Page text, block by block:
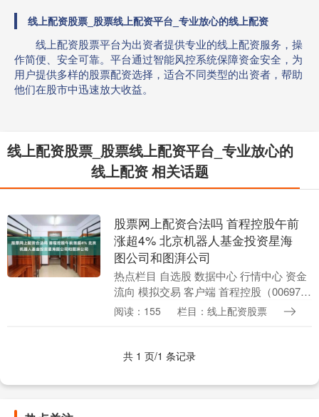
线上配资股票_股票线上配资平台_专业放心的线上配资
线上配资股票平台为出资者提供专业的线上配资服务，操
作简便、安全可靠。平台通过智能风控系统保障资金安全，为
用户提供多样的股票配资选择，适合不同类型的出资者，帮助
他们在股市中迅速放大收益。
线上配资股票_股票线上配资平台_专业放心的
线上配资 相关话题
股票网上配资合法吗 首程控股午前
涨超4% 北京机器人基金投资星海
图公司和图湃公司
热点栏目 自选股 数据中心 行情中心 资金
流向 模拟交易 客户端 首程控股（00697）
盘中涨超6%股票网上配资合法吗，截至发
阅读：155 栏目：线上配资股票
共 1 页/1 条记录